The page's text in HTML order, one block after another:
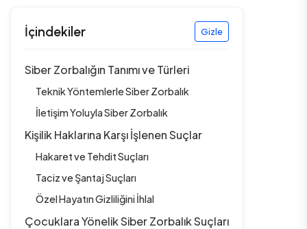
İçindekiler Gizle
Siber Zorbalığın Tanımı ve Türleri
Teknik Yöntemlerle Siber Zorbalık
İletişim Yoluyla Siber Zorbalık
Kişilik Haklarına Karşı İşlenen Suçlar
Hakaret ve Tehdit Suçları
Taciz ve Şantaj Suçları
Özel Hayatın Gizliliğini İhlal
Çocuklara Yönelik Siber Zorbalık Suçları